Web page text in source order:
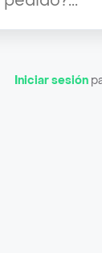
Iniciar sesión